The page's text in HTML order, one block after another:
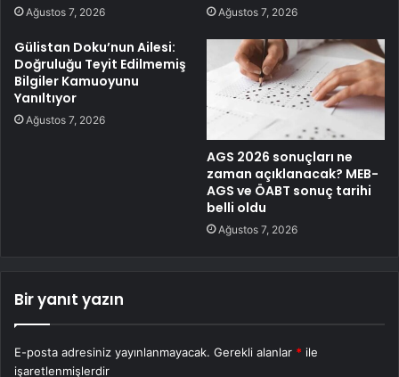
Ağustos 7, 2026 Ağustos 7, 2026
Gülistan Doku’nun Ailesi:
Doğruluğu Teyit Edilmemiş
Bilgiler Kamuoyunu
Yanıltıyor
Ağustos 7, 2026
AGS 2026 sonuçları ne
zaman açıklanacak? MEB-
AGS ve ÖABT sonuç tarihi
belli oldu
Ağustos 7, 2026
Bir yanıt yazın
E-posta adresiniz yayınlanmayacak. Gerekli alanlar * ile
işaretlenmişlerdir